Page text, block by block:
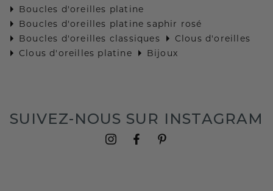
Boucles d'oreilles platine
Boucles d'oreilles platine saphir rosé
Boucles d'oreilles classiques
Clous d'oreilles
Clous d'oreilles platine
Bijoux
SUIVEZ-NOUS SUR INSTAGRAM